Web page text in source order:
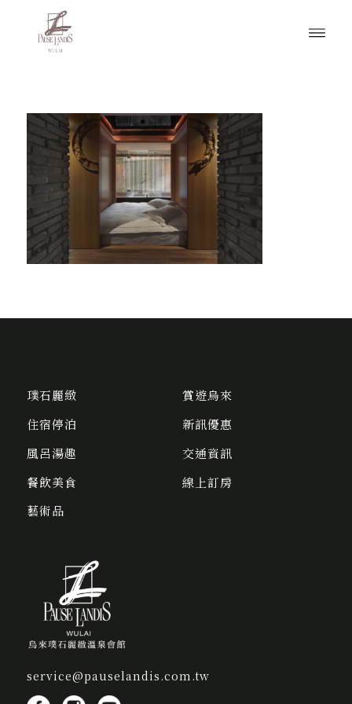
璞石麗緻
住宿停泊
風呂湯趣
餐飲美食
藝術品
賞遊烏來
新訊優惠
交通資訊
線上訂房
service@pauselandis.com.tw